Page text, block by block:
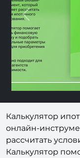
Previous
Калькулятор
онлайн-
рассчитать
Калькулятор